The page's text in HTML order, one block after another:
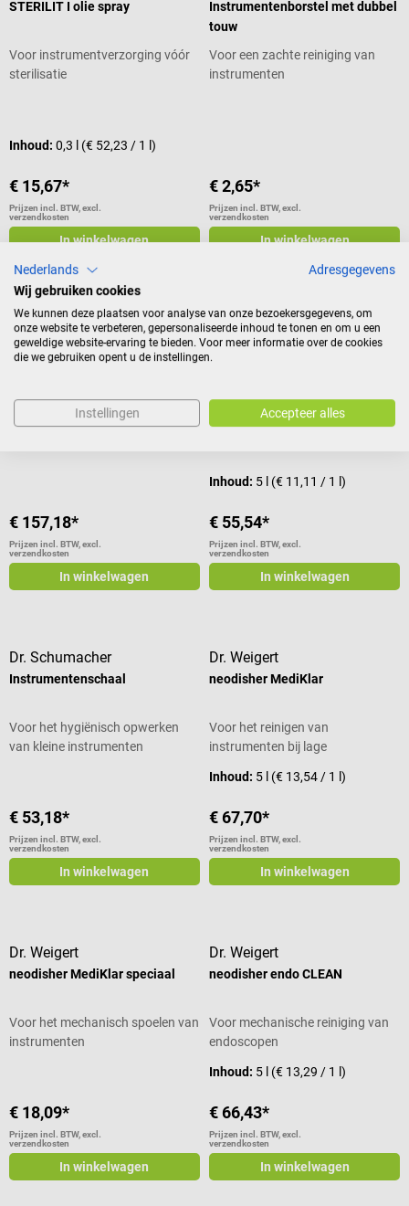
STERILIT I olie spray
Voor instrumentverzorging vóór
sterilisatie
Inhoud: 0,3 l (€ 52,23 / 1 l)
€ 15,67*
Prijzen incl. BTW, excl.
verzendkosten
In winkelwagen
Instrumentenborstel met dubbel
touw
Voor een zachte reiniging van
instrumenten
€ 2,65*
Prijzen incl. BTW, excl.
verzendkosten
In winkelwagen
schülke
gigasept powerTRIO
hulpmiddelen zonder lumen
€ 157,18*
Prijzen incl. BTW, excl.
verzendkosten
In winkelwagen
Dr. Weigert
neodisher MediClean forte
instrumenten bij lage
temperaturen
Inhoud: 5 l (€ 11,11 / 1 l)
€ 55,54*
Prijzen incl. BTW, excl.
verzendkosten
In winkelwagen
Dr. Schumacher
Instrumentenschaal
Voor het hygiënisch opwerken
van kleine instrumenten
€ 53,18*
Prijzen incl. BTW, excl.
verzendkosten
In winkelwagen
Dr. Weigert
neodisher MediKlar
Voor het reinigen van
instrumenten bij lage
Inhoud: 5 l (€ 13,54 / 1 l)
€ 67,70*
Prijzen incl. BTW, excl.
verzendkosten
In winkelwagen
Dr. Weigert
neodisher MediKlar speciaal
Voor het mechanisch spoelen van
instrumenten
€ 18,09*
Prijzen incl. BTW, excl.
verzendkosten
In winkelwagen
Dr. Weigert
neodisher endo CLEAN
Voor mechanische reiniging van
endoscopen
Inhoud: 5 l (€ 13,29 / 1 l)
€ 66,43*
Prijzen incl. BTW, excl.
verzendkosten
In winkelwagen
Nederlands
Adresgegevens
Wij gebruiken cookies
We kunnen deze plaatsen voor analyse van onze bezoekersgegevens, om
onze website te verbeteren, gepersonaliseerde inhoud te tonen en om u een
geweldige website-ervaring te bieden. Voor meer informatie over de cookies
die we gebruiken opent u de instellingen.
Instellingen Accepteer alles